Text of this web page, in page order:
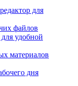
для
файлов
удобной
материалов
дня